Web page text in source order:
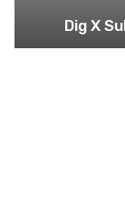
Dig X